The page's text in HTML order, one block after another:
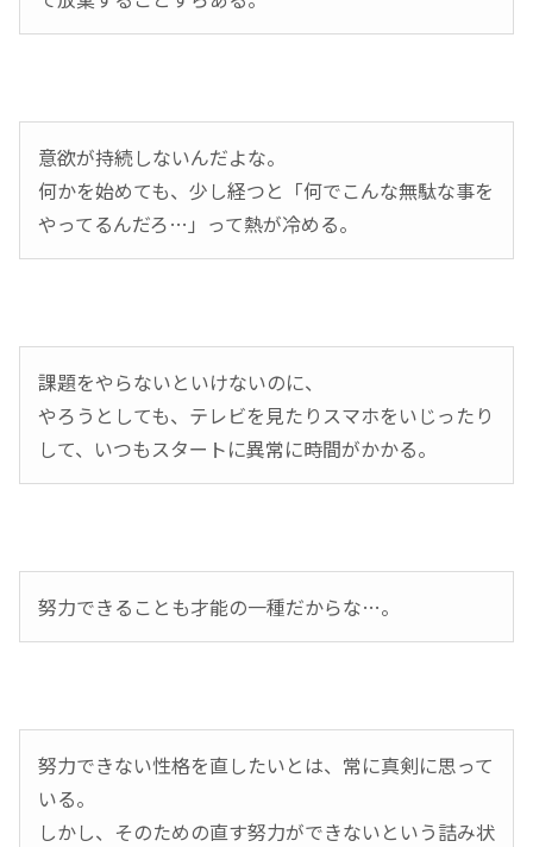
意欲が持続しないんだよな。
何かを始めても、少し経つと「何でこんな無駄な事を
やってるんだろ…」って熱が冷める。
課題をやらないといけないのに、
やろうとしても、テレビを見たりスマホをいじったり
して、いつもスタートに異常に時間がかかる。
努力できることも才能の一種だからな…。
努力できない性格を直したいとは、常に真剣に思って
いる。
しかし、そのための直す努力ができないという詰み状